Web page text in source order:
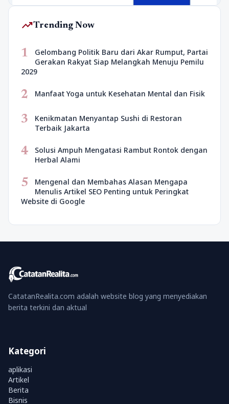
trending_upTrending Now
1
Gelombang Politik Baru dari Akar Rumput, Partai
Gerakan Rakyat Siap Melangkah Menuju Pemilu
2029
2 Manfaat Yoga untuk Kesehatan Mental dan Fisik
3
Kenikmatan Menyantap Sushi di Restoran
Terbaik Jakarta
4
Solusi Ampuh Mengatasi Rambut Rontok dengan
Herbal Alami
5
Mengenal dan Membahas Alasan Mengapa
Menulis Artikel SEO Penting untuk Peringkat
Website di Google
CatatanRealita.com adalah website blog yang menyediakan
berita terkini dan aktual
Kategori
aplikasi
Artikel
Berita
Bisnis